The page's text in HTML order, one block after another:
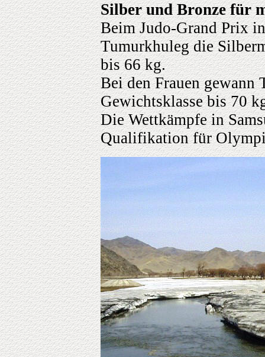
Silber und Bronze für
Beim Judo-Grand Prix
Tumurkhuleg die
bis 66 kg.
Bei den Frauen gewann
Gewichtsklasse bis 70
Die Wettkämpfe in
Qualifikation für